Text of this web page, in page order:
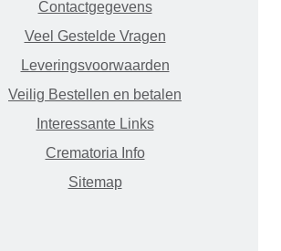
Contactgegevens
Veel Gestelde Vragen
Leveringsvoorwaarden
Veilig Bestellen en betalen
Interessante Links
Crematoria Info
Sitemap